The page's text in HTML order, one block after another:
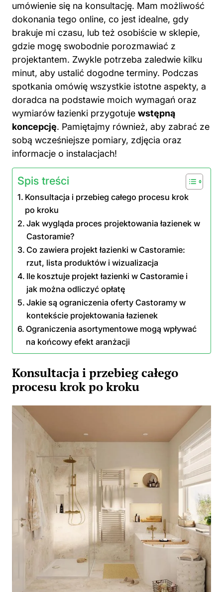
umówienie się na konsultację. Mam możliwość
dokonania tego online, co jest idealne, gdy
brakuje mi czasu, lub też osobiście w sklepie,
gdzie mogę swobodnie porozmawiać z
projektantem. Zwykle potrzeba zaledwie kilku
minut, aby ustalić dogodne terminy. Podczas
spotkania omówię wszystkie istotne aspekty, a
doradca na podstawie moich wymagań oraz
wymiarów łazienki przygotuje wstępną
koncepcję. Pamiętajmy również, aby zabrać ze
sobą wcześniejsze pomiary, zdjęcia oraz
informacje o instalacjach!
Spis treści
Konsultacja i przebieg całego procesu krok
po kroku
Jak wygląda proces projektowania łazienek w
Castoramie?
Co zawiera projekt łazienki w Castoramie:
rzut, lista produktów i wizualizacja
Ile kosztuje projekt łazienki w Castoramie i
jak można odliczyć opłatę
Jakie są ograniczenia oferty Castoramy w
kontekście projektowania łazienek
Ograniczenia asortymentowe mogą wpływać
na końcowy efekt aranżacji
Konsultacja i przebieg całego
procesu krok po kroku